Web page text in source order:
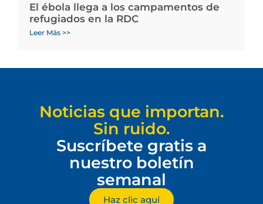
El ébola llega a los campamentos de
refugiados en la RDC
Leer Más >>
Noticias que importan.
Sin ruido.
Suscríbete gratis a
nuestro boletín
semanal
Haz clic aquí